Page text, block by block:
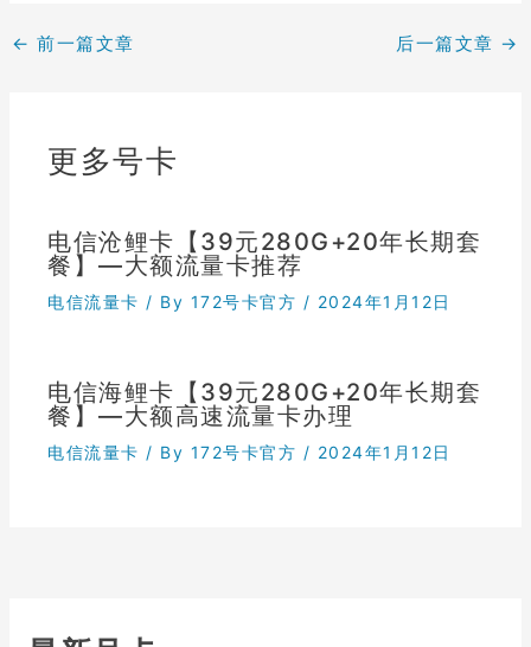
← 前一篇文章 后一篇文章 →
更多号卡
电信沧鲤卡【39元280G+20年长期套
餐】—大额流量卡推荐
电信流量卡 / By 172号卡官方 / 2024年1月12日
电信海鲤卡【39元280G+20年长期套
餐】—大额高速流量卡办理
电信流量卡 / By 172号卡官方 / 2024年1月12日